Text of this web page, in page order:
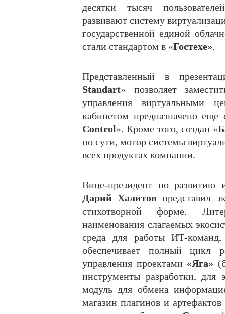
десятки тысяч
развивают систему
государственной единой
стали стандартом в «Гостехе».
Представленный в
Standart» позволяет
управления виртуальными
кабинетом предназначено
Control ». Кроме того, создан «
по сути, мотор системы
всех продуктах компании.
Вице-президент по развитию
Дарий Халитов представил
стихотворной форме.
наименования слагаемых
среда для работы ИТ-команд,
обеспечивает полный цикл
управления проектами «Яга»
инструменты разработки, для
модуль для обмена
магазин плагинов и артефактов